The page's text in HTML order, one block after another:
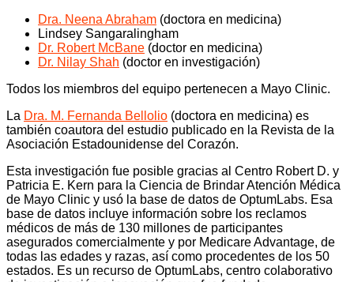
Dra. Neena Abraham (doctora en medicina)
Lindsey Sangaralingham
Dr. Robert McBane (doctor en medicina)
Dr. Nilay Shah (doctor en investigación)
Todos los miembros del equipo pertenecen a Mayo Clinic.
La Dra. M. Fernanda Bellolio (doctora en medicina) es
también coautora del estudio publicado en la Revista de la
Asociación Estadounidense del Corazón.
Esta investigación fue posible gracias al Centro Robert D. y
Patricia E. Kern para la Ciencia de Brindar Atención Médica
de Mayo Clinic y usó la base de datos de OptumLabs. Esa
base de datos incluye información sobre los reclamos
médicos de más de 130 millones de participantes
asegurados comercialmente y por Medicare Advantage, de
todas las edades y razas, así como procedentes de los 50
estados. Es un recurso de OptumLabs, centro colaborativo